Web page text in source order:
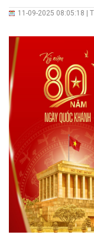
cá nhân lắp đặt điện
11-09-2025 08:05:18 |